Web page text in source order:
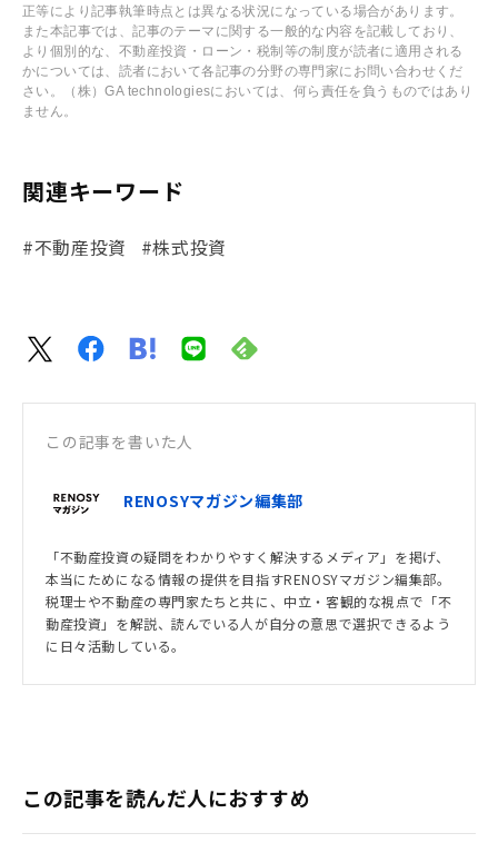
正等により記事執筆時点とは異なる状況になっている場合があります。
また本記事では、記事のテーマに関する一般的な内容を記載しており、
より個別的な、不動産投資・ローン・税制等の制度が読者に適用される
かについては、読者において各記事の分野の専門家にお問い合わせくだ
さい。（株）GA technologiesにおいては、何ら責任を負うものではあり
ません。
関連キーワード
#不動産投資 #株式投資
この記事を書いた人
RENOSYマガジン編集部
「不動産投資の疑問をわかりやすく解決するメディア」を掲げ、
本当にためになる情報の提供を目指すRENOSYマガジン編集部。
税理士や不動産の専門家たちと共に、中立・客観的な視点で「不
動産投資」を解説、読んでいる人が自分の意思で選択できるよう
に日々活動している。
この記事を読んだ人におすすめ